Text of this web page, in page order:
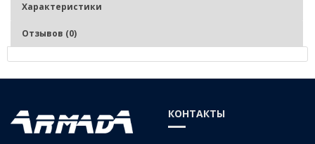
Характеристики
Отзывов (0)
Нарезание и калибрование метрической внутренней резьбы в
заготовках изделиях из чугунов, сталей средней и низкой
твердости, цветных сплавов.
КОНТАКТЫ